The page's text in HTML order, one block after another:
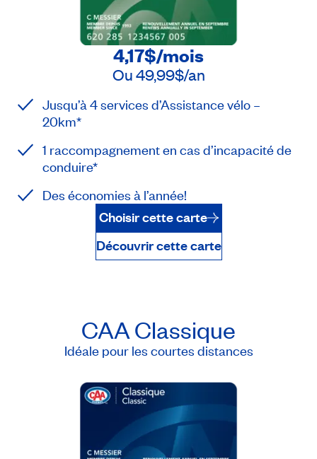
4,17$/mois
Ou49,99$/an
Jusqu’à 4 services d’Assistance vélo –
20km*
1 raccompagnement en cas d’incapacité de
conduire*
Des économies à l’année!
Choisir cette carte
Découvrir cette carte
CAA Classique
Idéale pour les courtes distances